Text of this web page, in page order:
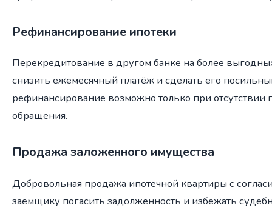
Рефинансирование ипотеки
Перекредитование в другом банке на более
снизить ежемесячный платёж и сделать его
рефинансирование возможно только при отсутствии
обращения.
Продажа заложенного имущества
Добровольная продажа ипотечной квартиры с
заёмщику погасить задолженность и избежать